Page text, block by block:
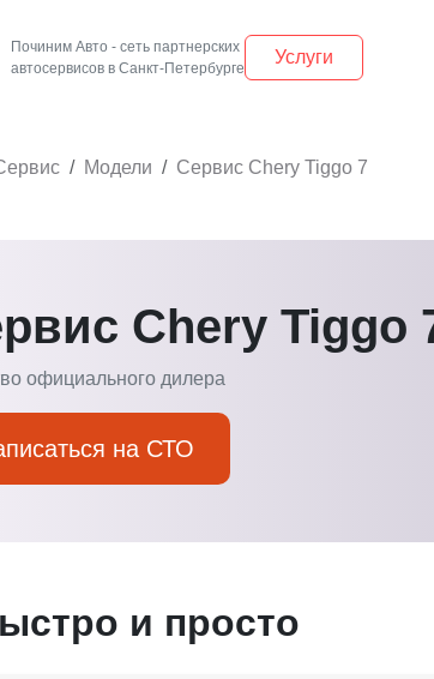
Починим Авто - сеть партнерских
Услуги
Модели Сервис Chery Tiggo 7
Chery Tiggo
официального дилера
на СТО
и просто